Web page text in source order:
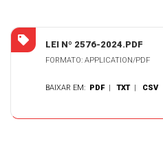
LEI Nº 2576-2024.PDF
FORMATO: APPLICATION/PDF
BAIXAR EM: PDF |TXT | CSV